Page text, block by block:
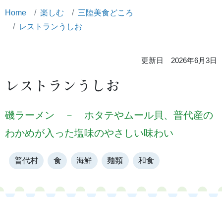
Home 楽しむ
三陸美食どころ
レストランうしお
更新日 2026年6月3日
レストランうしお
磯ラーメン － ホタテやムール貝、普代産の
わかめが入った塩味のやさしい味わい
普代村 食 海鮮 麺類 和食